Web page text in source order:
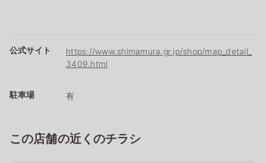
公式サイト
https://www.shimamura.gr.jp/shop/map_detail_
3409.html
駐車場 有
この店舗の近くのチラシ